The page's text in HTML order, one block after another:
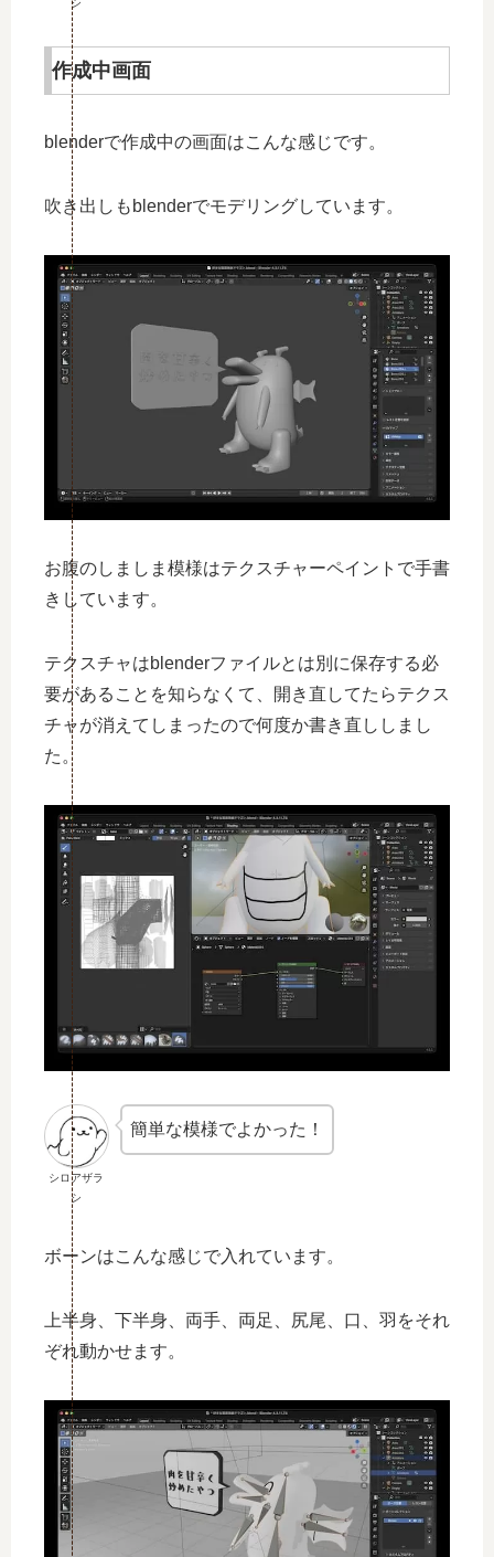
作成中画面
blenderで作成中の画面はこんな感じです。
吹き出しもblenderでモデリングしています。
お腹のしましま模様はテクスチャーペイントで手書
きしています。
テクスチャはblenderファイルとは別に保存する必
要があることを知らなくて、開き直してたらテクス
チャが消えてしまったので何度か書き直ししまし
た。
シロアザラ
シ
簡単な模様でよかった！
ボーンはこんな感じで入れています。
上半身、下半身、両手、両足、尻尾、口、羽をそれ
ぞれ動かせます。